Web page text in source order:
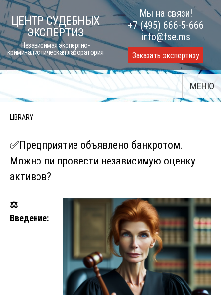
Skip
to
content
ЦЕНТР СУДЕБНЫХ
ЭКСПЕРТИЗ
Независимая экспертно-
криминалистическая лаборатория
Мы на связи!
+7 (495) 666-5-666
info@fse.ms
Заказать экспертизу
МЕНЮ
LIBRARY
✅Предприятие объявлено банкротом.
Можно ли провести независимую оценку
активов?
⚖️
Введение: